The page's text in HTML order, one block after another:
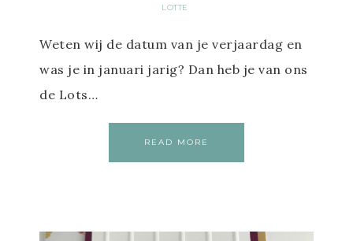
LOTTE
Weten wij de datum van je verjaardag en
was je in januari jarig? Dan heb je van ons
de Lots…
READ MORE